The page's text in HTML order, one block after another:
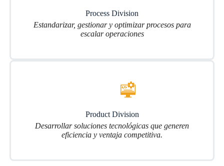
Process Division
Estandarizar, gestionar y optimizar procesos para
escalar operaciones
Product Division
Desarrollar soluciones tecnológicas que generen
eficiencia y ventaja competitiva.